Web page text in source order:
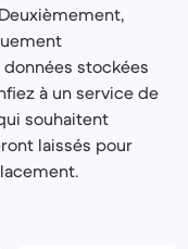
stockées
à un service de
souhaitent
laissés pour